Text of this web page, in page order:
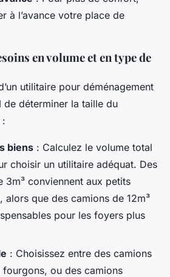
à l’avance votre place de
en volume et en type de
utilitaire pour déménagement
déterminer la taille du
:
biens : Calculez le volume total
choisir un utilitaire adéquat. Des
3m³ conviennent aux petits
alors que des camions de 12m³
pour les foyers plus
: Choisissez entre des camions
ou des camions